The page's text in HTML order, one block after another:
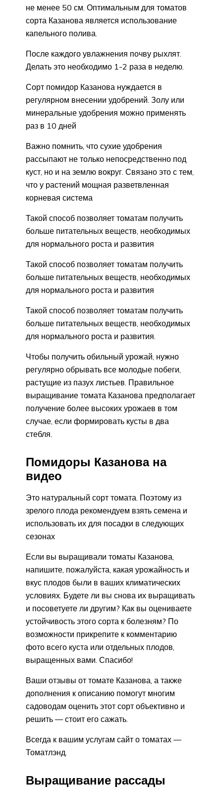
не менее 50 см. Оптимальным для томатов
сорта Казанова является использование
капельного полива.
После каждого увлажнения почву рыхлят.
Делать это необходимо 1-2 раза в неделю.
Сорт помидор Казанова нуждается в
регулярном внесении удобрений. Золу или
минеральные удобрения можно применять
раз в 10 дней
Важно помнить, что сухие удобрения
рассыпают не только непосредственно под
куст, но и на землю вокруг. Связано это с тем,
что у растений мощная разветвленная
корневая система
Такой способ позволяет томатам получить
больше питательных веществ, необходимых
для нормального роста и развития
Такой способ позволяет томатам получить
больше питательных веществ, необходимых
для нормального роста и развития
Такой способ позволяет томатам получить
больше питательных веществ, необходимых
для нормального роста и развития.
Чтобы получить обильный урожай, нужно
регулярно обрывать все молодые побеги,
растущие из пазух листьев. Правильное
выращивание томата Казанова предполагает
получение более высоких урожаев в том
случае, если формировать кусты в два
стебля.
Помидоры Казанова на
видео
Это натуральный сорт томата. Поэтому из
зрелого плода рекомендуем взять семена и
использовать их для посадки в следующих
сезонах
Если вы выращивали томаты Казанова,
напишите, пожалуйста, какая урожайность и
вкус плодов были в ваших климатических
условиях. Будете ли вы снова их выращивать
и посоветуете ли другим? Как вы оцениваете
устойчивость этого сорта к болезням? По
возможности прикрепите к комментарию
фото всего куста или отдельных плодов,
выращенных вами. Спасибо!
Ваши отзывы от томате Казанова, а также
дополнения к описанию помогут многим
садоводам оценить этот сорт объективно и
решить — стоит его сажать.
Всегда к вашим услугам сайт о томатах —
Томатлэнд.
Выращивание рассады